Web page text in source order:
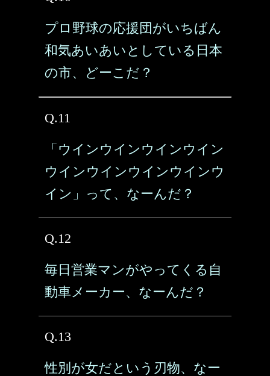
プロ野球の応援団がいちばん
和気あいあいとしている日本
の市、どーこだ？
Q.11
「ウインウインウインウイン
ウインウインウインウインウ
イン」って、なーんだ？
Q.12
毎日営業マンがやってくる自
動車メーカー、なーんだ？
Q.13
性別が女だという刃物、なー